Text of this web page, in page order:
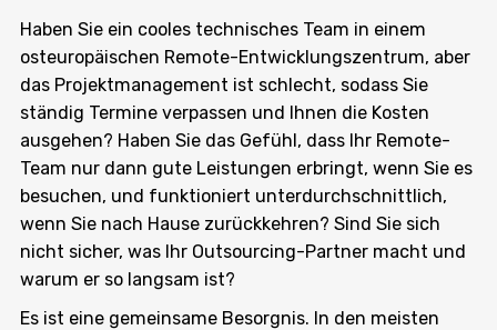
Haben Sie ein cooles technisches Team in einem
osteuropäischen Remote-Entwicklungszentrum, aber
das Projektmanagement ist schlecht, sodass Sie
ständig Termine verpassen und Ihnen die Kosten
ausgehen? Haben Sie das Gefühl, dass Ihr Remote-
Team nur dann gute Leistungen erbringt, wenn Sie es
besuchen, und funktioniert unterdurchschnittlich,
wenn Sie nach Hause zurückkehren? Sind Sie sich
nicht sicher, was Ihr Outsourcing-Partner macht und
warum er so langsam ist?
Es ist eine gemeinsame Besorgnis. In den meisten